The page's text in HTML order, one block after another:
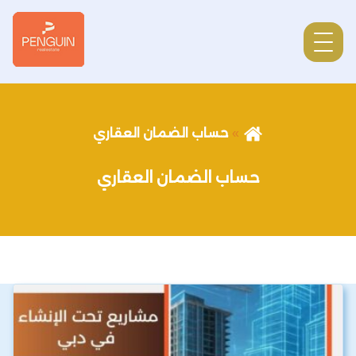
حساب الضمان العقاري
حساب الضمان العقاري